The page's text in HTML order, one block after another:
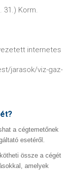
31.) Korm.
internetes
jarasok/viz-gaz-
a cégtemetőnek
esetéről.
össze a cégét
amelyek